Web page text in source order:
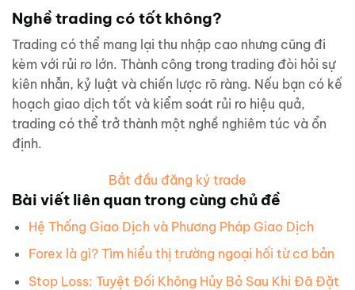
Nghề trading có tốt không?
Trading có thể mang lại thu nhập cao nhưng cũng đi
kèm với rủi ro lớn. Thành công trong trading đòi hỏi sự
kiên nhẫn, kỷ luật và chiến lược rõ ràng. Nếu bạn có kế
hoạch giao dịch tốt và kiểm soát rủi ro hiệu quả,
trading có thể trở thành một nghề nghiêm túc và ổn
định.
Bắt đầu đăng ký trade
Bài viết liên quan trong cùng chủ đề
Hệ Thống Giao Dịch và Phương Pháp Giao Dịch
Forex là gì? Tìm hiểu thị trường ngoại hối từ cơ bản
Stop Loss: Tuyệt Đối Không Hủy Bỏ Sau Khi Đã Đặt